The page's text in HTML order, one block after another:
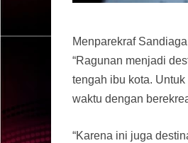
Menparekraf
“Ragunan menjadi
tengah ibu kota.
waktu dengan
“Karena ini juga